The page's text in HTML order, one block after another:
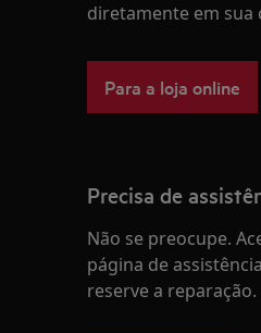
diretamente em sua
Para a loja online
Precisa de
Não se preocupe.
página de
reserve a reparação.